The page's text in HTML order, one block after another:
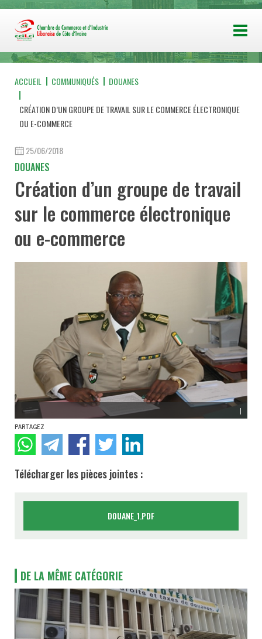
ACCUEIL COMMUNIQUÉS DOUANES
CRÉATION D’UN GROUPE DE TRAVAIL SUR LE COMMERCE ÉLECTRONIQUE
OU E-COMMERCE
25/06/2018
DOUANES
Création d’un groupe de travail
sur le commerce électronique
ou e-commerce
|
PARTAGEZ
Télécharger les pièces jointes :
DOUANE_1.PDF
DE LA MÊME CATÉGORIE